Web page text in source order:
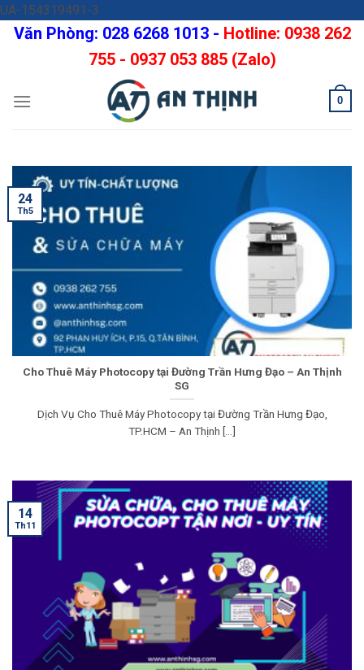
UA-154319491-3
to
content
Văn Phòng: 028 6268 1013 - Hotline: 0938 262
755 - 0937 053 885 (Zalo)
0
Cho Thuê Máy Photocopy tại Đường Trần Hưng Đạo – An Thịnh
SG
Dịch Vụ Cho Thuê Máy Photocopy tại Đường Trần Hưng Đạo,
TP.HCM – An Thịnh [...]
24
Th5
14
Th11